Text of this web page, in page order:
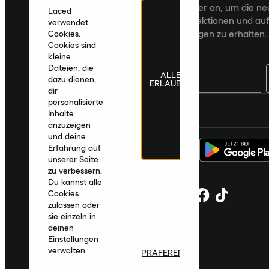
Melde dich für den Laced Newsletter an, um die
Veröffentlichungen, kuratierte Kollektionen und
zugeschnittene Produktempfehlungen zu erhalten.
Laced
verwendet
Cookies.
Cookies sind
kleine
Dateien, die
dazu dienen,
dir
personalisierte
Inhalte
anzuzeigen
und deine
Erfahrung auf
unserer Seite
zu verbessern.
Du kannst alle
Cookies
zulassen oder
sie einzeln in
deinen
Einstellungen
verwalten.
ALLE
ERLAUBEN
PRÄFERENZEN